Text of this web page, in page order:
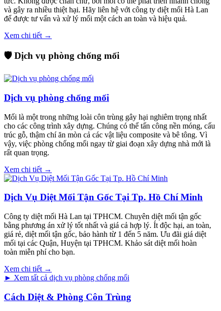
và gây ra nhiều thiệt hại. Hãy liên hệ với công ty diệt mối Hà Lan
để được tư vấn và xử lý mối một cách an toàn và hiệu quả.
Xem chi tiết →
🛡️ Dịch vụ phòng chống mối
Dịch vụ phòng chống mối
Mối là một trong những loài côn trùng gây hại nghiêm trọng nhất
cho các công trình xây dựng. Chúng có thể tấn công nền móng, cấu
trúc gỗ, thậm chí ăn mòn cả các vật liệu composite và bê tông. Vì
vậy, việc phòng chống mối ngay từ giai đoạn xây dựng nhà mới là
rất quan trọng.
Xem chi tiết →
Dịch Vụ Diệt Mối Tận Gốc Tại Tp. Hồ Chí Minh
Công ty diệt mối Hà Lan tại TPHCM. Chuyên diệt mối tận gốc
bằng phương án xử lý tốt nhất và giá cả hợp lý. Ít độc hại, an toàn,
giá rẻ, diệt mối tận gốc, bảo hành từ 1 đến 5 năm. Ưu đãi giá diệt
mối tại các Quận, Huyện tại TPHCM. Khảo sát diệt mối hoàn
toàn miễn phí cho bạn.
Xem chi tiết →
► Xem tất cả dịch vụ phòng chống mối
Cách Diệt & Phòng Côn Trùng